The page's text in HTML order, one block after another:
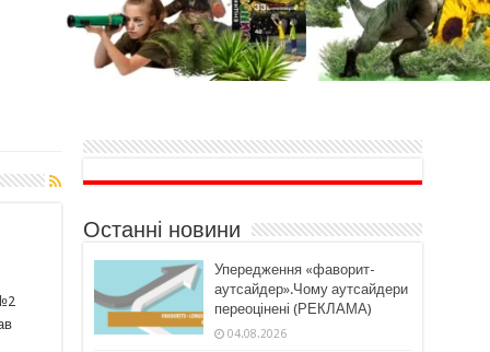
Останні новини
Упередження «фаворит-
аутсайдер».Чому аутсайдери
переоцінені (РЕКЛАМА)
04.08.2026